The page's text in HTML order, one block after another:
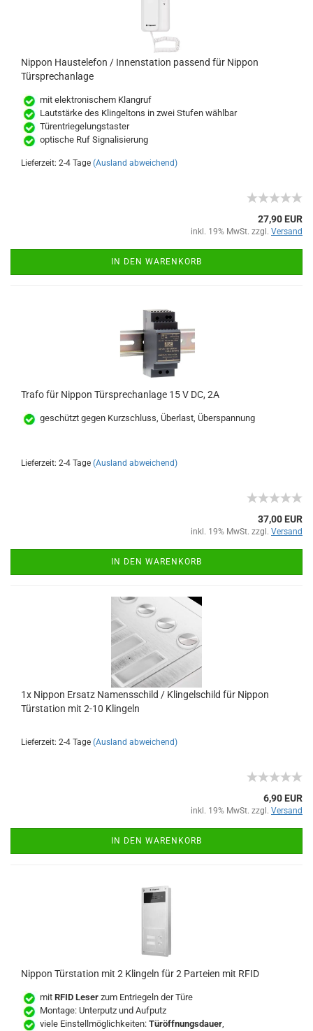
Nippon Haustelefon / Innenstation passend für Nippon
Türsprechanlage
mit elektronischem Klangruf
Lautstärke des Klingeltons in zwei Stufen wählbar
Türentriegelungstaster
optische Ruf Signalisierung
Lieferzeit: 2-4 Tage (Ausland abweichend)
27,90 EUR
inkl. 19% MwSt. zzgl. Versand
IN DEN WARENKORB
Trafo für Nippon Türsprechanlage 15 V DC, 2A
geschützt gegen Kurzschluss, Überlast, Überspannung
Lieferzeit: 2-4 Tage (Ausland abweichend)
37,00 EUR
inkl. 19% MwSt. zzgl. Versand
IN DEN WARENKORB
1x Nippon Ersatz Namensschild / Klingelschild für Nippon
Türstation mit 2-10 Klingeln
Lieferzeit: 2-4 Tage (Ausland abweichend)
6,90 EUR
inkl. 19% MwSt. zzgl. Versand
IN DEN WARENKORB
Nippon Türstation mit 2 Klingeln für 2 Parteien mit RFID
mit RFID Leser zum Entriegeln der Türe
Montage: Unterputz und Aufputz
viele Einstellmöglichkeiten: Türöffnungsdauer,